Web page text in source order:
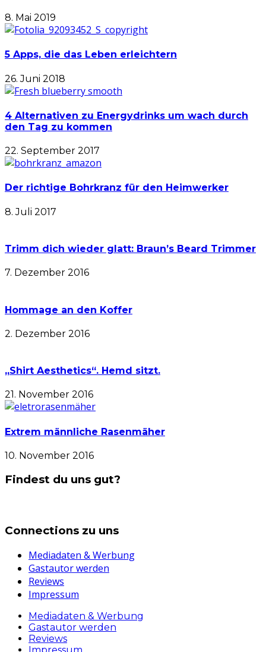
8. Mai 2019
5 Apps, die das Leben erleichtern
26. Juni 2018
4 Alternativen zu Energydrinks um wach durch
den Tag zu kommen
22. September 2017
Der richtige Bohrkranz für den Heimwerker
8. Juli 2017
Trimm dich wieder glatt: Braun’s Beard Trimmer
7. Dezember 2016
Hommage an den Koffer
2. Dezember 2016
„Shirt Aesthetics“. Hemd sitzt.
21. November 2016
Extrem männliche Rasenmäher
10. November 2016
Findest du uns gut?
Connections zu uns
Mediadaten & Werbung
Gastautor werden
Reviews
Impressum
Mediadaten & Werbung
Gastautor werden
Reviews